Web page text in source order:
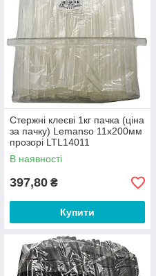
Стержні клеєві 1кг пачка (ціна
за пачку) Lemanso 11x200мм
прозорі LTL14011
В наявності
397,80 ₴
Купити